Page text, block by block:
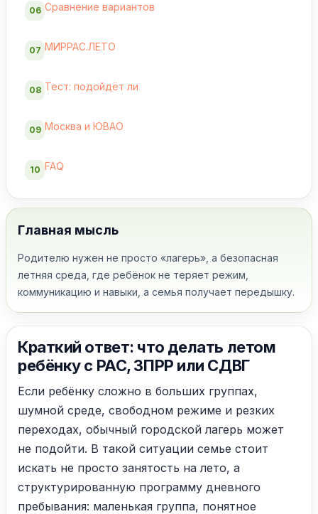
06 Сравнение вариантов
07 МИРРАС.ЛЕТО
08 Тест: подойдёт ли
09 Москва и ЮВАО
10 FAQ
Главная мысль
Родителю нужен не просто «лагерь», а безопасная
летняя среда, где ребёнок не теряет режим,
коммуникацию и навыки, а семья получает передышку.
Краткий ответ: что делать летом
ребёнку с РАС, ЗПРР или СДВГ
Если ребёнку сложно в больших группах,
шумной среде, свободном режиме и резких
переходах, обычный городской лагерь может
не подойти. В такой ситуации семье стоит
искать не просто занятость на лето, а
структурированную программу дневного
пребывания: маленькая группа, понятное